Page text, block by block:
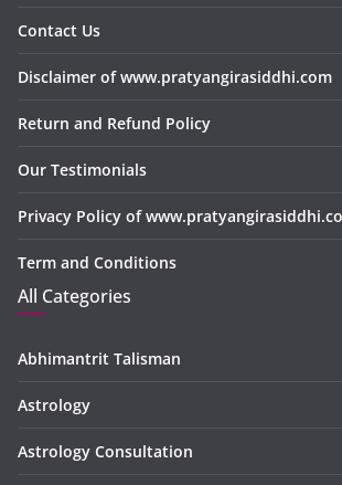
Contact Us
Disclaimer of www.pratyangirasiddhi.com
Return and Refund Policy
Our Testimonials
Privacy Policy of
Term and Conditions
All Categories
Abhimantrit Talisman
Astrology
Astrology Consultation